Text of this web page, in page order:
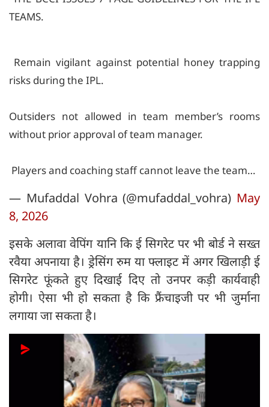
TEAMS.
Remain vigilant against potential honey trapping
risks during the IPL.
Outsiders not allowed in team member’s rooms
without prior approval of team manager.
Players and coaching staff cannot leave the team…
— Mufaddal Vohra (@mufaddal_vohra) May
8, 2026
इसके अलावा वेपिंग यानि कि ई सिगरेट पर भी बोर्ड ने सख्त
रवैया अपनाया है। ड्रेसिंग रुम या फ्लाइट में अगर खिलाड़ी ई
सिगरेट फूंकते हुए दिखाई दिए तो उनपर कड़ी कार्यवाही
होगी। ऐसा भी हो सकता है कि फ्रैंचाइजी पर भी जुर्माना
लगाया जा सकता है।